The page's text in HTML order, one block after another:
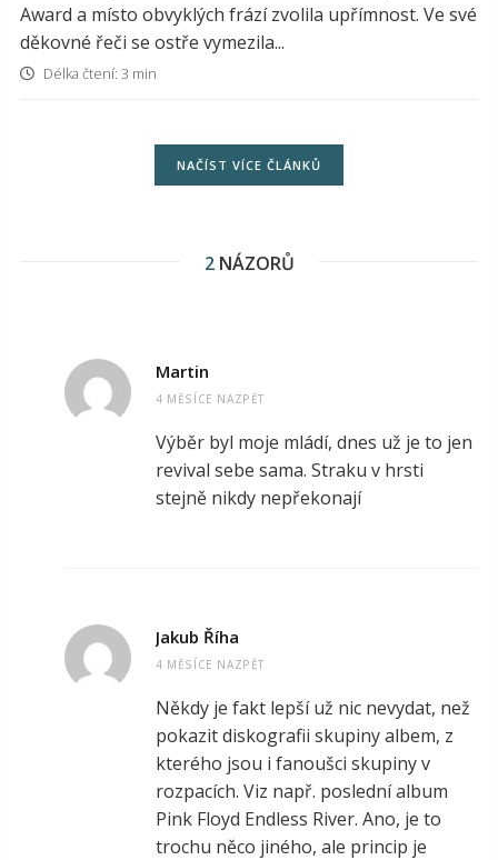
Award a místo obvyklých frází zvolila upřímnost. Ve své
děkovné řeči se ostře vymezila...
Délka čtení: 3 min
NAČÍST VÍCE ČLÁNKŮ
2NÁZORŮ
Martin
4 MĚSÍCE NAZPĚT
Výběr byl moje mládí, dnes už je to jen
revival sebe sama. Straku v hrsti
stejně nikdy nepřekonají
Jakub Říha
4 MĚSÍCE NAZPĚT
Někdy je fakt lepší už nic nevydat, než
pokazit diskografii skupiny albem, z
kterého jsou i fanoušci skupiny v
rozpacích. Viz např. poslední album
Pink Floyd Endless River. Ano, je to
trochu něco jiného, ale princip je